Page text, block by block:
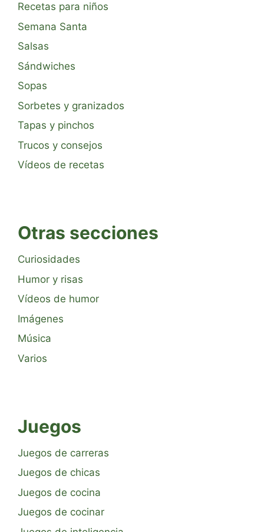
Recetas para niños
Semana Santa
Salsas
Sándwiches
Sopas
Sorbetes y granizados
Tapas y pinchos
Trucos y consejos
Vídeos de recetas
Otras secciones
Curiosidades
Humor y risas
Vídeos de humor
Imágenes
Música
Varios
Juegos
Juegos de carreras
Juegos de chicas
Juegos de cocina
Juegos de cocinar